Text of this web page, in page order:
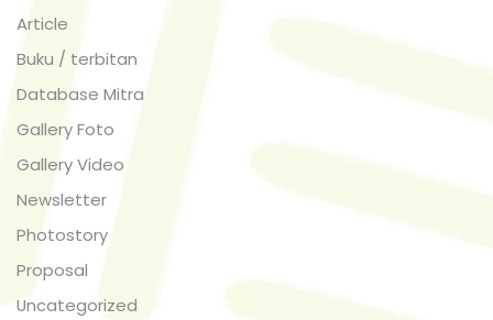
Article
Buku / terbitan
Database Mitra
Gallery Foto
Gallery Video
Newsletter
Photostory
Proposal
Uncategorized